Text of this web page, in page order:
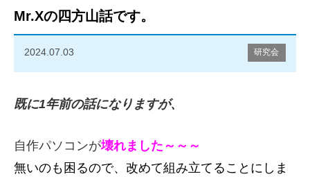
Mr.Xの四方山話です。
2024.07.03 研究会
既に1年前の話になりますが、
自作パソコンが壊れました～～～
無いのも困るので、改めて組み立てることにしま